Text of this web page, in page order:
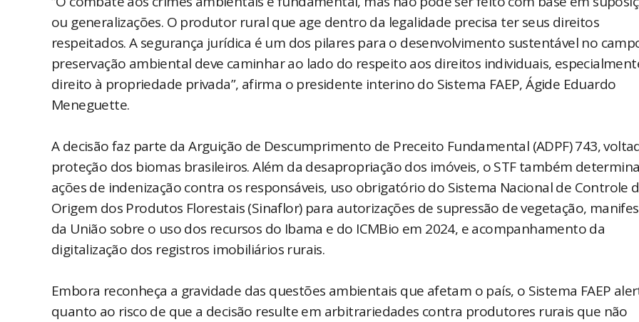
ou generalizações. O produtor rural que age dentro da legalidade precisa ter seus direitos
respeitados. A segurança jurídica é um dos pilares para o desenvolvimento sustentável no
preservação ambiental deve caminhar ao lado do respeito aos direitos individuais,
direito à propriedade privada”, afirma o presidente interino do Sistema FAEP, Ágide Eduardo
Meneguette.
A decisão faz parte da Arguição de Descumprimento de Preceito Fundamental (ADPF) 743,
proteção dos biomas brasileiros. Além da desapropriação dos imóveis, o STF também
ações de indenização contra os responsáveis, uso obrigatório do Sistema Nacional de Controle
Origem dos Produtos Florestais (Sinaflor) para autorizações de supressão de vegetação,
da União sobre o uso dos recursos do Ibama e do ICMBio em 2024, e acompanhamento da
digitalização dos registros imobiliários rurais.
Embora reconheça a gravidade das questões ambientais que afetam o país, o Sistema FAEP
quanto ao risco de que a decisão resulte em arbitrariedades contra produtores rurais que não